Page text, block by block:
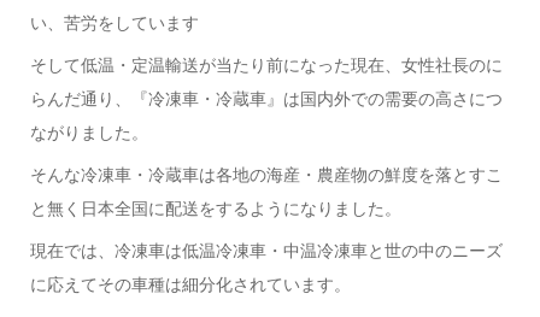
い、苦労をしています
そして低温・定温輸送が当たり前になった現在、女性社長のに
らんだ通り、『冷凍車・冷蔵車』は国内外での需要の高さにつ
ながりました。
そんな冷凍車・冷蔵車は各地の海産・農産物の鮮度を落とすこ
と無く日本全国に配送をするようになりました。
現在では、冷凍車は低温冷凍車・中温冷凍車と世の中のニーズ
に応えてその車種は細分化されています。